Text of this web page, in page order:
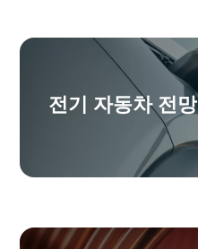
전기 자동차 전망